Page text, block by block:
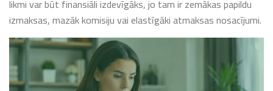
likmi var būt finansiāli izdevīgāks, jo tam ir zemākas papildu
izmaksas, mazāk komisiju vai elastīgāki atmaksas nosacījumi.